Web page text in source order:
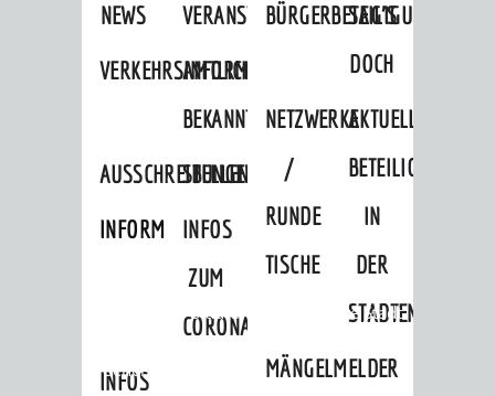
NEWS
VERANSTALTUNGSKALENDER
VERKEHRSINFORMATIONEN
AMTLICHE
BEKANNTMACHUNGEN
AUSSCHREIBUNGEN
INFORMATIONSPFLICHTEN
STELLENANGEBOTE
INFOS
ZUM
CORONAVIRUS
INFOS
BÜRGERBETEILIGUNG
SAG'S
DOCH
NETZWERKE
/
RUNDE
TISCHE
AKTUELLE
BETEILIGUNGEN
IN
DER
MÄNGELMELDER
»Stadtthemen
Unsere Stadt
Ortschaften »Hohensachsen
Sehenswürdigkeiten